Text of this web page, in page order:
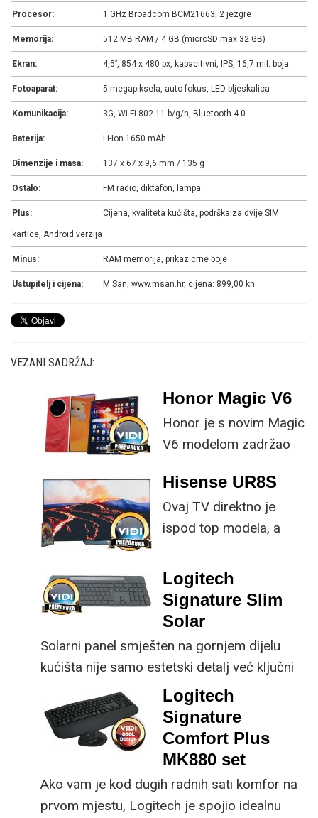
Procesor: 1 GHz Broadcom BCM21663, 2 jezgre
Memorija: 512 MB RAM / 4 GB (microSD max 32 GB)
Ekran: 4,5’’, 854 x 480 px, kapacitivni, IPS, 16,7 mil. boja
Fotoaparat: 5 megapiksela, auto fokus, LED bljeskalica
Komunikacija: 3G, Wi-Fi 802.11 b/g/n, Bluetooth 4.0
Baterija: Li-Ion 1650 mAh
Dimenzije i masa: 137 x 67 x 9,6 mm / 135 g
Ostalo: FM radio, diktafon, lampa
Plus: Cijena, kvaliteta kućišta, podrška za dvije SIM
kartice, Android verzija
Minus: RAM memorija, prikaz crne boje
Ustupitelj i cijena: M San, www.msan.hr, cijena: 899,00 kn
VEZANI SADRŽAJ:
Honor Magic V6
Honor je s novim Magic
V6 modelom zadržao
specifikacije, no
istovremeno
implementirao
ključne svakom
korisniku.
Hisense UR8S
Ovaj TV direktno je
ispod top modela, a
male ustupke možete
osjetno uštedjeti pri
kupnji.
Logitech
Signature Slim
Solar
Solarni panel smješten na gornjem dijelu
kućišta nije samo estetski detalj već ključni
dio koncepta ovog proizvoda, jer koristi
energiju prirodnog ili umjetnog svjetla za
rad.
Logitech
Signature
Comfort Plus
MK880 set
Ako vam je kod dugih radnih sati komfor na
prvom mjestu, Logitech je spojio idealnu